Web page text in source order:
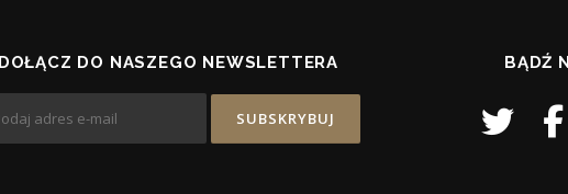
DOŁĄCZ DO NASZEGO NEWSLETTERA BĄDŹ